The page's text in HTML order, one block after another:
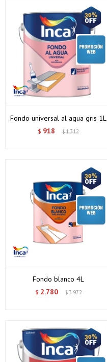
Fondo universal al agua gris 1L
$ 918 $1.312
Fondo blanco 4L
$ 2.780 $3.972